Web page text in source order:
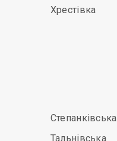
Хрестівка
Степанківська
Тальнівська